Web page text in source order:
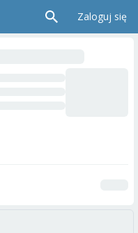
Zaloguj się